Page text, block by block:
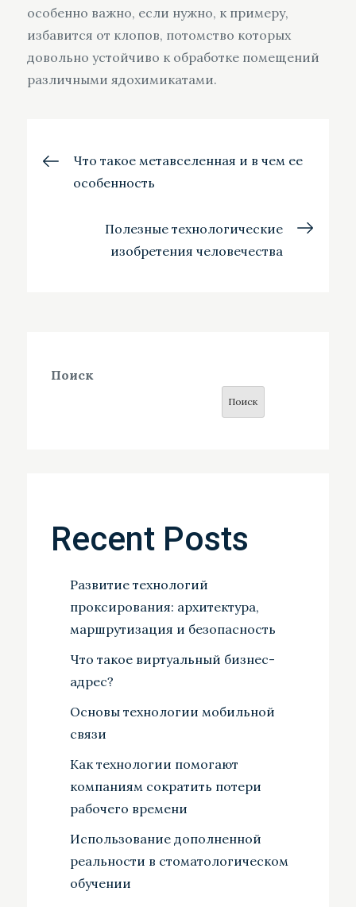
особенно важно, если нужно, к примеру,
избавится от клопов, потомство которых
довольно устойчиво к обработке помещений
различными ядохимикатами.
Навигация
по
записям
Что такое метавселенная и в чем ее
особенность
Полезные технологические
изобретения человечества
Поиск
Поиск
Recent Posts
Развитие технологий
проксирования: архитектура,
маршрутизация и безопасность
Что такое виртуальный бизнес-
адрес?
Основы технологии мобильной
связи
Как технологии помогают
компаниям сократить потери
рабочего времени
Использование дополненной
реальности в стоматологическом
обучении